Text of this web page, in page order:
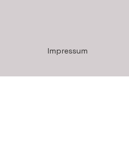
Impressum